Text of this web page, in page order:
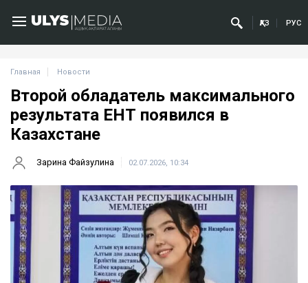
ҚАЗ РУС
Главная Новости
Второй обладатель максимального
результата ЕНТ появился в
Казахстане
Зарина Файзулина 02.07.2026, 10:34